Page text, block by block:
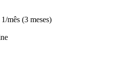
mês (3 meses)